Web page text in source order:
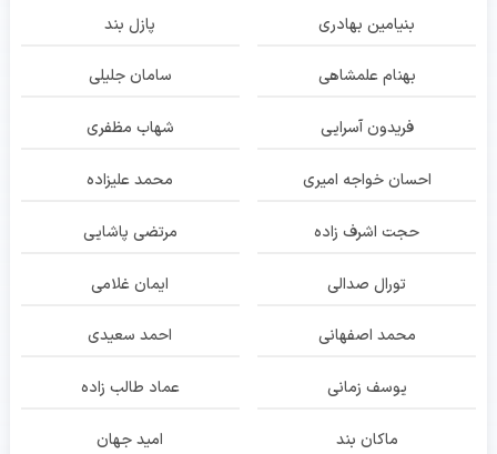
بنیامین بهادری پازل بند
بهنام علمشاهی سامان جلیلی
فریدون آسرایی شهاب مظفری
احسان خواجه امیری محمد علیزاده
حجت اشرف زاده مرتضی پاشایی
تورال صدالی ایمان غلامی
محمد اصفهانی احمد سعیدی
یوسف زمانی عماد طالب زاده
ماکان بند امید جهان